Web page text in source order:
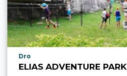
aria.poi_location_prefix
Dro
ELIAS ADVENTURE PARK